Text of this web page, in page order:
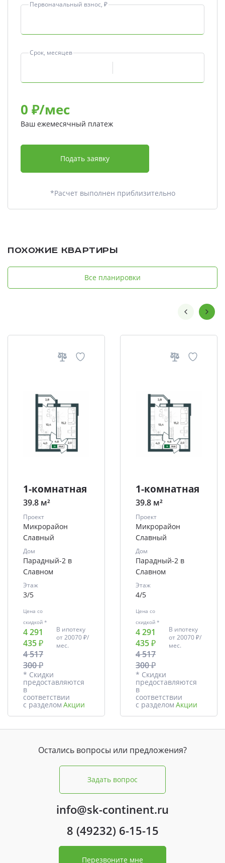
Первоначальный взнос, ₽
Срок, месяцев
0 ₽/мес
Ваш ежемесячный платеж
Подать заявку
*Расчет выполнен приблизительно
Похожие квартиры
Все планировки
1-комнатная
39.8 м²
Проект
Микрорайон
Славный
Дом
Парадный-2 в
Славном
Этаж
3/5
Цена со
скидкой *
4 291
435 ₽
4 517
300 ₽
В ипотеку
от20070 ₽/
мес.
* Скидки
предоставляются
в
соответствии
с разделом Акции
1-комнатная
39.8 м²
Проект
Микрорайон
Славный
Дом
Парадный-2 в
Славном
Этаж
4/5
Цена со
скидкой *
4 291
435 ₽
4 517
300 ₽
В ипотеку
от20070 ₽/
мес.
* Скидки
предоставляются
в
соответствии
с разделом Акции
Остались вопросы или предложения?
Задать вопрос
info@sk-continent.ru
8 (49232) 6-15-15
Перезвоните мне